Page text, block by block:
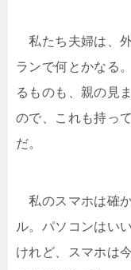
私たち夫婦は、
ランで何とかなる
るものも、親の見
ので、これも持っ
だ。
私のスマホは確
ル。パソコンはい
けれど、スマホは